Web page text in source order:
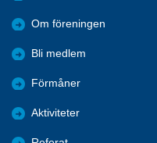
Om föreningen
Bli medlem
Förmåner
Aktiviteter